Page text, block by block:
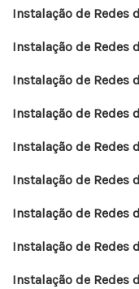
Instalação de Redes
Instalação de Redes
Instalação de Redes
Instalação de Redes
Instalação de Redes
Instalação de Redes
Instalação de Redes
Instalação de Redes
Instalação de Redes